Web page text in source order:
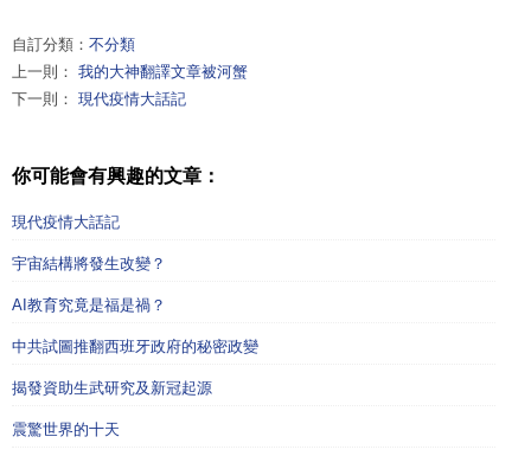
自訂分類： 不分類
上一則： 我的大神翻譯文章被河蟹
下一則： 現代疫情大話記
你可能會有興趣的文章：
現代疫情大話記
宇宙結構將發生改變？
AI教育究竟是福是禍？
中共試圖推翻西班牙政府的秘密政變
揭發資助生武研究及新冠起源
震驚世界的十天